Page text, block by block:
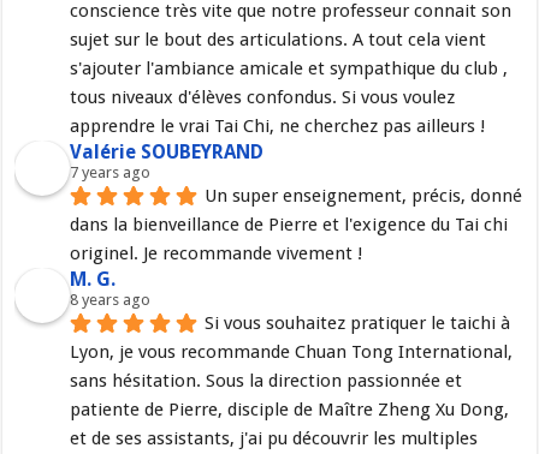
conscience très vite que notre professeur connait son
sujet sur le bout des articulations. A tout cela vient
s'ajouter l'ambiance amicale et sympathique du club ,
tous niveaux d'élèves confondus. Si vous voulez
apprendre le vrai Tai Chi, ne cherchez pas ailleurs !
Valérie SOUBEYRAND
7 years ago
Un super enseignement, précis, donné
dans la bienveillance de Pierre et l'exigence du Tai chi
originel. Je recommande vivement !
M. G.
8 years ago
Si vous souhaitez pratiquer le taichi à
Lyon, je vous recommande Chuan Tong International,
sans hésitation. Sous la direction passionnée et
patiente de Pierre, disciple de Maître Zheng Xu Dong,
et de ses assistants, j'ai pu découvrir les multiples